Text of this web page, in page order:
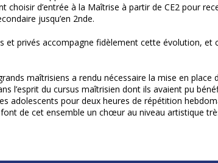
choisir d’entrée à la Maîtrise à partir de CE2 pour
jusqu’en 2nde.
et privés accompagne fidèlement cette évolution, et
maîtrisiens a rendu nécessaire la mise en place
l’esprit du cursus maîtrisien dont ils avaient pu
adolescents pour deux heures de répétition
de cet ensemble un chœur au niveau artistique